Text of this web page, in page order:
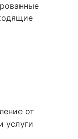
от
услуги